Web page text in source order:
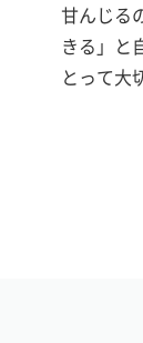
甘んじる
きる」と
とって大